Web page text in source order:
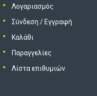
Λογαριασμός
Σύνδεση / Εγγραφή
Καλάθι
Παραγγελίες
Λίστα επιθυμιών